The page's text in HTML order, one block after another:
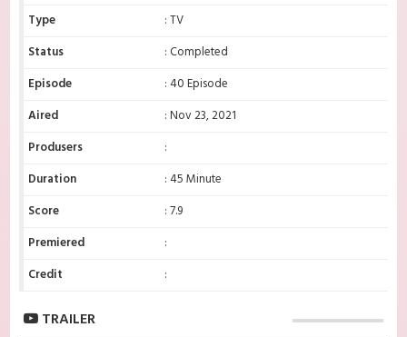
Type
: TV
Status
: Completed
Episode
: 40 Episode
Aired
: Nov 23, 2021
Produsers
:
Duration
: 45 Minute
Score
: 7.9
Premiered
:
Credit
:
TRAILER